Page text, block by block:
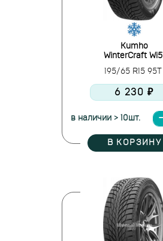
Kumho
WinterCraft Wi51
195/65 R15 95T
6 230 ₽
в наличии > 10шт.
В КОРЗИНУ